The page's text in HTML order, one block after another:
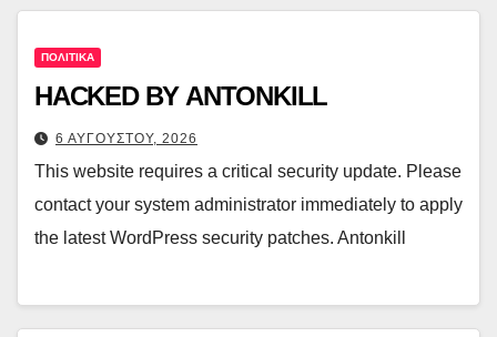
ΠΟΛΙΤΙΚΑ
HACKED BY ANTONKILL
6 ΑΥΓΟΥΣΤΟΥ, 2026
This website requires a critical security update. Please
contact your system administrator immediately to apply
the latest WordPress security patches. Antonkill